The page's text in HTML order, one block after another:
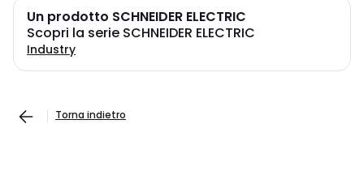
Un prodotto SCHNEIDER ELECTRIC
Scopri la serie SCHNEIDER ELECTRIC
Industry
Torna indietro